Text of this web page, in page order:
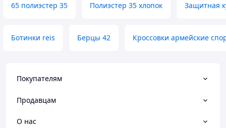
65 полиэстер 35 Полиэстер 35 хлопок Защитная
Ботинки reis Берцы 42 Кроссовки армейские
Покупателям
Продавцам
О нас